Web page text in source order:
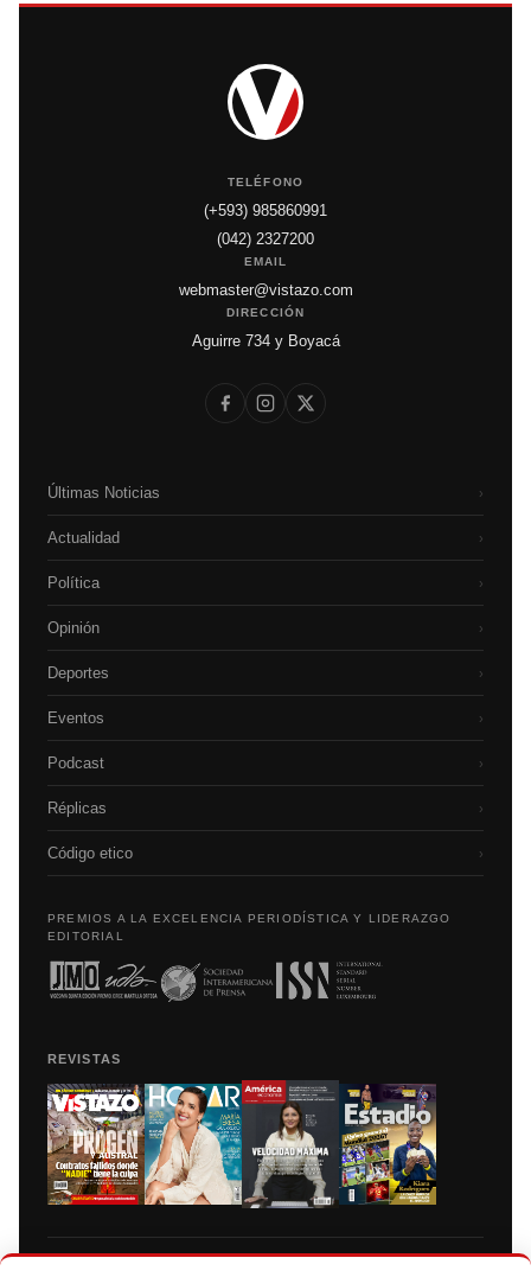
TELÉFONO
(+593) 985860991
(042) 2327200
EMAIL
webmaster@vistazo.com
DIRECCIÓN
Aguirre 734 y Boyacá
Últimas Noticias ›
Actualidad ›
Política ›
Opinión ›
Deportes ›
Eventos ›
Podcast ›
Réplicas ›
Código etico ›
PREMIOS A LA EXCELENCIA PERIODÍSTICA Y LIDERAZGO
EDITORIAL
REVISTAS